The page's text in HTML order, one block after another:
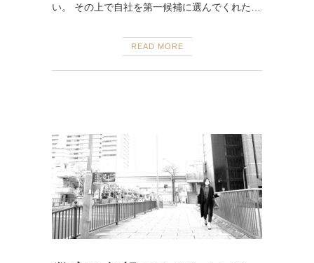
い。 その上で自社を第一候補に選んでくれた…
READ MORE